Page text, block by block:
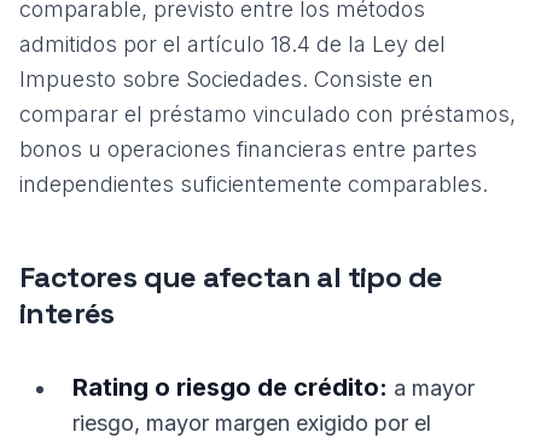
comparable, previsto entre los métodos
admitidos por el artículo 18.4 de la Ley del
Impuesto sobre Sociedades. Consiste en
comparar el préstamo vinculado con préstamos,
bonos u operaciones financieras entre partes
independientes suficientemente comparables.
Factores que afectan al tipo de
interés
Rating o riesgo de crédito: a mayor
riesgo, mayor margen exigido por el